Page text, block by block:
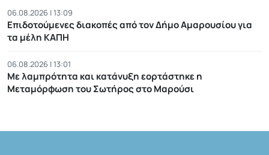
06.08.2026 | 13:09
Επιδοτούμενες διακοπές από τον Δήμο Αμαρουσίου για
τα μέλη ΚΑΠΗ
06.08.2026 | 13:01
Με λαμπρότητα και κατάνυξη εορτάστηκε η
Μεταμόρφωση του Σωτήρος στο Μαρούσι